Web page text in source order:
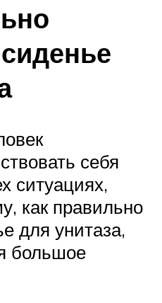
себя
ситуациях,
как правильно
для унитаза,
большое